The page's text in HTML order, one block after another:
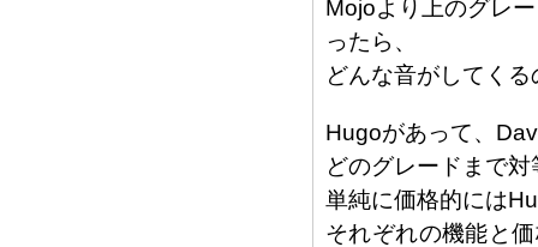
Mojoより上のグレ
ったら、
どんな音がしてく
Hugoがあって、
どのグレードまで
単純に価格的には
それぞれの機能と